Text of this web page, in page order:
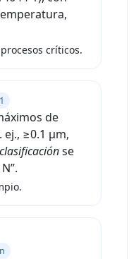
críticos.
de
≥0.1 μm,
se